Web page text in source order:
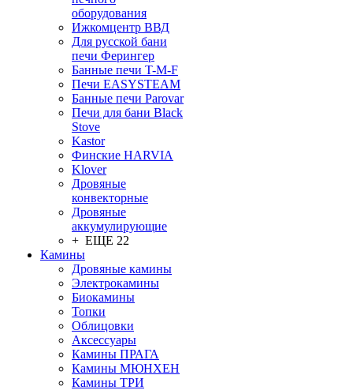
оборудования
Ижкомцентр ВВД
Для русской бани
печи Ферингер
Банные печи T-M-F
Печи EASYSTEAM
Банные печи Parovar
Печи для бани Black
Stove
Kastor
Финские HARVIA
Klover
Дровяные
конвекторные
Дровяные
аккумулирующие
+ ЕЩЕ 22
Камины
Дровяные камины
Электрокамины
Биокамины
Топки
Облицовки
Аксессуары
Камины ПРАГА
Камины МЮНХЕН
Камины ТРИ